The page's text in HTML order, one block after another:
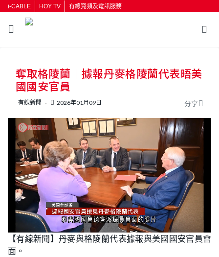
i-CABLE HOY TV 有線寬頻及電訊服務
按輸入鍵開始搜尋
奪取格陵蘭｜據報丹麥格陵蘭代表晤美
國國安官員
有線新聞 2026年01月09日 分享
U
n
m
L
o
a
d
【有線新聞】丹麥與格陵蘭代表據報與美國國安官員會
面。